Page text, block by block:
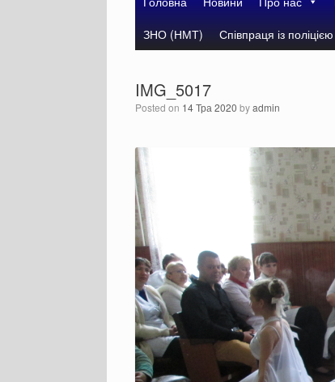
ЗНО (НМТ)
Співпраця із поліцією
IMG_5017
Posted on 14 Тра 2020 byadmin